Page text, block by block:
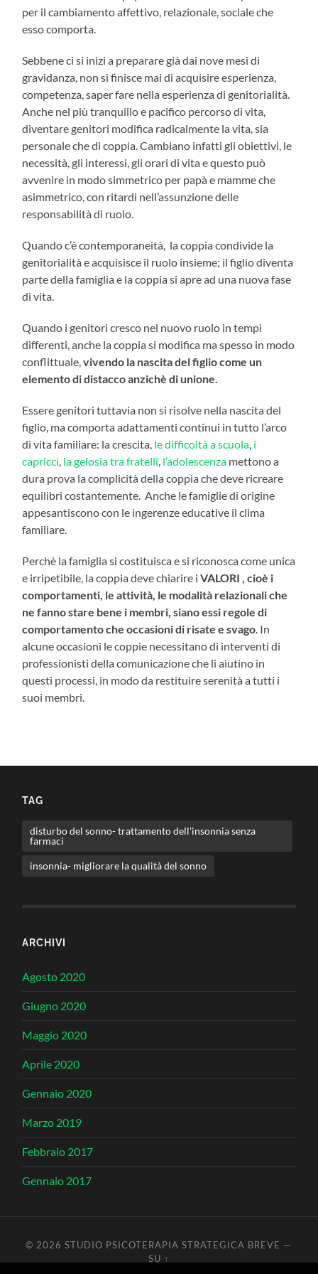
per il cambiamento affettivo, relazionale, sociale che
esso comporta.
Sebbene ci si inizi a preparare già dai nove mesi di
gravidanza, non si finisce mai di acquisire esperienza,
competenza, saper fare nella esperienza di genitorialità.
Anche nel più tranquillo e pacifico percorso di vita,
diventare genitori modifica radicalmente la vita, sia
personale che di coppia. Cambiano infatti gli obiettivi, le
necessità, gli interessi, gli orari di vita e questo può
avvenire in modo simmetrico per papà e mamme che
asimmetrico, con ritardi nell’assunzione delle
responsabilità di ruolo.
Quando c’è contemporaneità, la coppia condivide la
genitorialità e acquisisce il ruolo insieme; il figlio diventa
parte della famiglia e la coppia si apre ad una nuova fase
di vita.
Quando i genitori cresco nel nuovo ruolo in tempi
differenti, anche la coppia si modifica ma spesso in modo
conflittuale,vivendo la nascita del figlio come un
elemento di distacco anzichè di unione.
Essere genitori tuttavia non si risolve nella nascita del
figlio, ma comporta adattamenti continui in tutto l’arco
di vita familiare: la crescita, le difficoltà a scuola i
capricci la gelosia tra fratelli l’adolescenza mettono a
dura prova la complicità della coppia che deve ricreare
equilibri costantemente. Anche le famiglie di origine
appesantiscono con le ingerenze educative il clima
familiare.
Perchè la famiglia si costituisca e si riconosca come unica
e irripetibile, la coppia deve chiarire iVALORI , cioè i
comportamenti, le attività, le modalità relazionali che
ne fanno stare bene i membri, siano essi regole di
comportamento che occasioni di risate e svago . In
alcune occasioni le coppie necessitano di interventi di
professionisti della comunicazione che li aiutino in
questi processi, in modo da restituire serenità a tutti i
suoi membri.
TAG
disturbo del sonno- trattamento dell'insonnia senza
farmaci
insonnia- migliorare la qualità del sonno
ARCHIVI
Agosto 2020
Giugno 2020
Maggio 2020
Aprile 2020
Gennaio 2020
Marzo 2019
Febbraio 2017
Gennaio 2017
© 2026STUDIO PSICOTERAPIA STRATEGICA BREVE —
SU ↑